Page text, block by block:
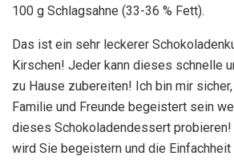
100 g Schlagsahne (33-36 % Fett).
Das ist ein sehr leckerer
Kirschen! Jeder kann dieses schnelle
zu Hause zubereiten! Ich bin mir
Familie und Freunde begeistert sein
dieses Schokoladendessert probieren!
wird Sie begeistern und die